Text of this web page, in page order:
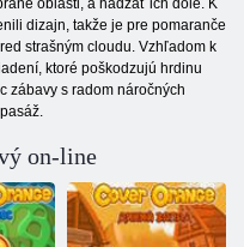
oblasti, a hádzať ich dole. K
dizajn, takže je pre pomaranče
strašným cloudu. Vzhľadom k
ktoré poškodzujú hrdinu
zábavy s radom náročných
on-line